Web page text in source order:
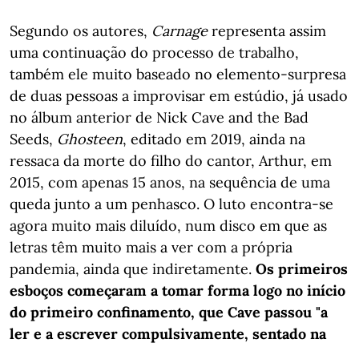
Segundo os autores, Carnagerepresenta assim
uma continuação do processo de trabalho,
também ele muito baseado no elemento-surpresa
de duas pessoas a improvisar em estúdio, já usado
no álbum anterior de Nick Cave and the Bad
Seeds, Ghosteen, editado em 2019, ainda na
ressaca da morte do filho do cantor, Arthur, em
2015, com apenas 15 anos, na sequência de uma
queda junto a um penhasco. O luto encontra-se
agora muito mais diluído, num disco em que as
letras têm muito mais a ver com a própria
pandemia, ainda que indiretamente. Os primeiros
esboços começaram a tomar forma logo no início
do primeiro confinamento, que Cave passou "a
ler e a escrever compulsivamente, sentado na